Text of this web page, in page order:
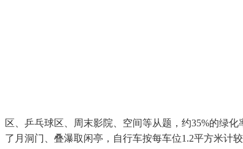
区、乒乓球区、周末影院、空间等从题，约35%的绿化
了月洞门、叠瀑取闲亭，自行车按每车位1.2平方米计较